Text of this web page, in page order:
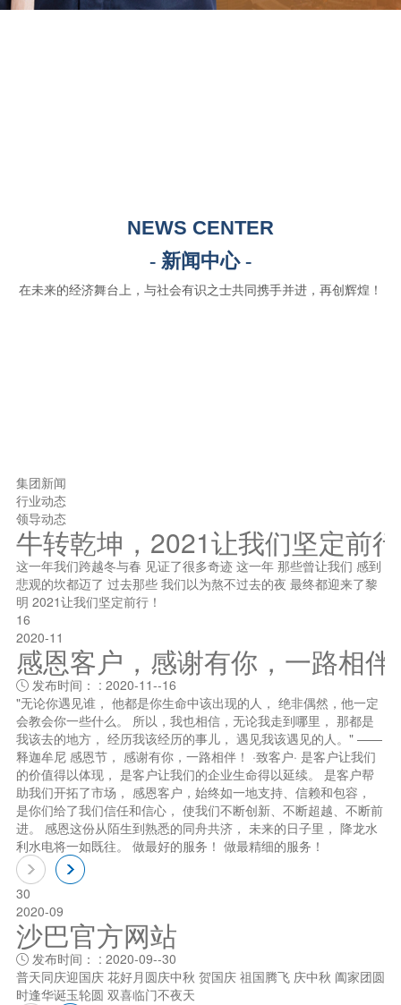
NEWS CENTER
- 新闻中心 -
在未来的经济舞台上，与社会有识之士共同携手并进，再创辉煌！
集团新闻
行业动态
领导动态
牛转乾坤，2021让我们坚定前
这一年我们跨越冬与春 见证了很多奇迹 这一年 那些曾让我们 感到
悲观的坎都迈了 过去那些 我们以为熬不过去的夜 最终都迎来了黎
明 2021让我们坚定前行！
16
2020-11
感恩客户，感谢有你，一路相伴
发布时间： : 2020-11--16
"无论你遇见谁， 他都是你生命中该出现的人， 绝非偶然，他一定
会教会你一些什么。 所以，我也相信，无论我走到哪里， 那都是
我该去的地方， 经历我该经历的事儿， 遇见我该遇见的人。" ——
释迦牟尼 感恩节， 感谢有你，一路相伴！ ·致客户· 是客户让我们
的价值得以体现， 是客户让我们的企业生命得以延续。 是客户帮
助我们开拓了市场， 感恩客户，始终如一地支持、信赖和包容，
是你们给了我们信任和信心， 使我们不断创新、不断超越、不断前
进。 感恩这份从陌生到熟悉的同舟共济， 未来的日子里， 降龙水
利水电将一如既往。 做最好的服务！ 做最精细的服务！
30
2020-09
沙巴官方网站
发布时间： : 2020-09--30
普天同庆迎国庆 花好月圆庆中秋 贺国庆 祖国腾飞 庆中秋 阖家团圆
时逢华诞玉轮圆 双喜临门不夜天